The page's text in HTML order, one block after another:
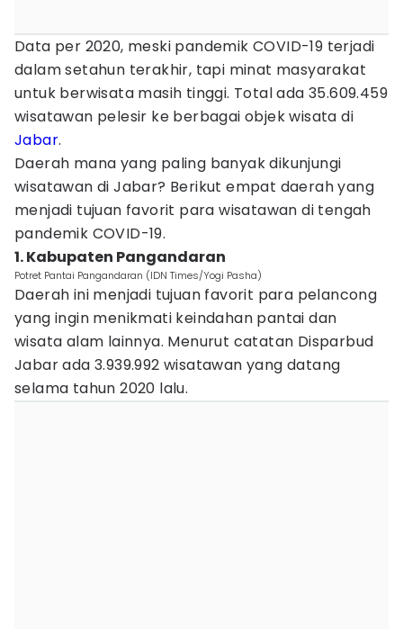
Data per 2020, meski pandemik COVID-19 terjadi
dalam setahun terakhir, tapi minat masyarakat
untuk berwisata masih tinggi. Total ada 35.609.459
wisatawan pelesir ke berbagai objek wisata di
Jabar.
Daerah mana yang paling banyak dikunjungi
wisatawan di Jabar? Berikut empat daerah yang
menjadi tujuan favorit para wisatawan di tengah
pandemik COVID-19.
1. Kabupaten Pangandaran
Potret Pantai Pangandaran (IDN Times/Yogi Pasha)
Daerah ini menjadi tujuan favorit para pelancong
yang ingin menikmati keindahan pantai dan
wisata alam lainnya. Menurut catatan Disparbud
Jabar ada 3.939.992 wisatawan yang datang
selama tahun 2020 lalu.